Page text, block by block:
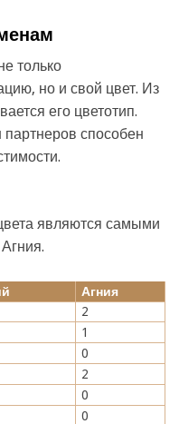
только
но и свой цвет. Из
его цветотип.
партнеров способен
являются самыми
Агния
2
1
0
2
0
0